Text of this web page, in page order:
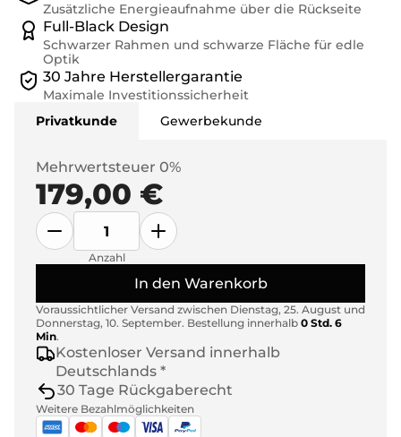
Zusätzliche Energieaufnahme über die Rückseite
Full-Black Design
Schwarzer Rahmen und schwarze Fläche für edle
Optik
30 Jahre Herstellergarantie
Maximale Investitionssicherheit
Privatkunde
Gewerbekunde
Mehrwertsteuer 0%
179,00 €
Anzahl
In den Warenkorb
Voraussichtlicher Versand zwischen Dienstag, 25. August und
Donnerstag, 10. September. Bestellung innerhalb 0 Std. 6
Min.
Kostenloser Versand innerhalb
Deutschlands *
30 Tage Rückgaberecht
Weitere Bezahlmöglichkeiten